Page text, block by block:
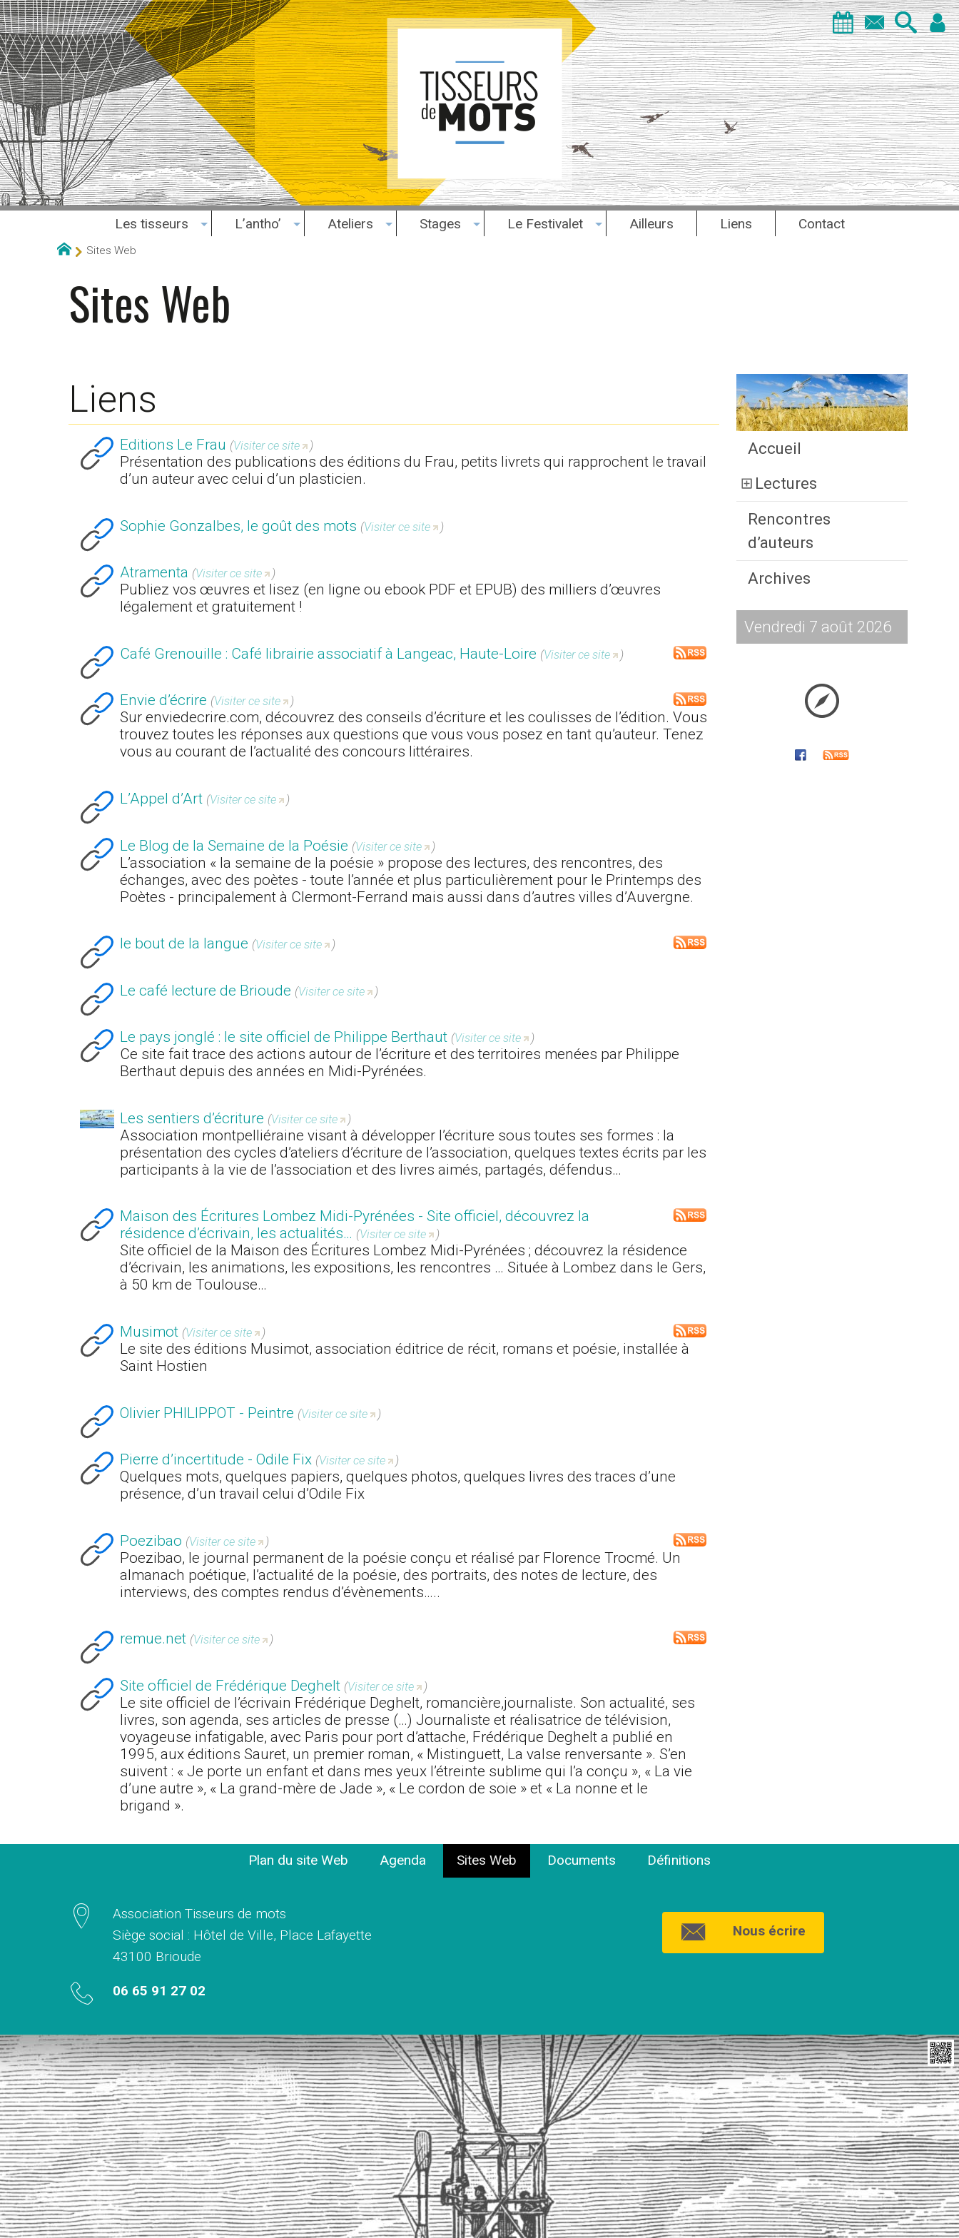
Les tisseurs L’antho’ Ateliers Stages Le Festivalet Ailleurs Liens Contact
Sites Web
Sites Web
Liens
Editions Le Frau (Visiter ce site )
Présentation des publications des éditions du Frau, petits livrets qui rapprochent le travail
d’un auteur avec celui d’un plasticien.
Sophie Gonzalbes, le goût des mots (Visiter ce site )
Atramenta (Visiter ce site )
Publiez vos œuvres et lisez (en ligne ou ebook PDF et EPUB) des milliers d’œuvres
légalement et gratuitement !
Café Grenouille : Café librairie associatif à Langeac, Haute-Loire (Visiter ce site )
Envie d’écrire (Visiter ce site )
Sur enviedecrire.com, découvrez des conseils d’écriture et les coulisses de l’édition. Vous
trouvez toutes les réponses aux questions que vous vous posez en tant qu’auteur. Tenez
vous au courant de l’actualité des concours littéraires.
L’Appel d’Art (Visiter ce site )
Le Blog de la Semaine de la Poésie (Visiter ce site )
L’association « la semaine de la poésie » propose des lectures, des rencontres, des
échanges, avec des poètes - toute l’année et plus particulièrement pour le Printemps des
Poètes - principalement à Clermont-Ferrand mais aussi dans d’autres villes d’Auvergne.
le bout de la langue (Visiter ce site )
Le café lecture de Brioude (Visiter ce site )
Le pays jonglé : le site officiel de Philippe Berthaut (Visiter ce site )
Ce site fait trace des actions autour de l’écriture et des territoires menées par Philippe
Berthaut depuis des années en Midi-Pyrénées.
Les sentiers d’écriture (Visiter ce site )
Association montpelliéraine visant à développer l’écriture sous toutes ses formes : la
présentation des cycles d’ateliers d’écriture de l’association, quelques textes écrits par les
participants à la vie de l’association et des livres aimés, partagés, défendus…
Maison des Écritures Lombez Midi-Pyrénées - Site officiel, découvrez la
résidence d’écrivain, les actualités… (Visiter ce site )
Site officiel de la Maison des Écritures Lombez Midi-Pyrénées ; découvrez la résidence
d’écrivain, les animations, les expositions, les rencontres … Située à Lombez dans le Gers,
à 50 km de Toulouse…
Musimot (Visiter ce site )
Le site des éditions Musimot, association éditrice de récit, romans et poésie, installée à
Saint Hostien
Olivier PHILIPPOT - Peintre (Visiter ce site )
Pierre d’incertitude - Odile Fix (Visiter ce site )
Quelques mots, quelques papiers, quelques photos, quelques livres des traces d’une
présence, d’un travail celui d’Odile Fix
Poezibao (Visiter ce site )
Poezibao, le journal permanent de la poésie conçu et réalisé par Florence Trocmé. Un
almanach poétique, l’actualité de la poésie, des portraits, des notes de lecture, des
interviews, des comptes rendus d’évènements…..
remue.net (Visiter ce site )
Site officiel de Frédérique Deghelt (Visiter ce site )
Le site officiel de l’écrivain Frédérique Deghelt, romancière,journaliste. Son actualité, ses
livres, son agenda, ses articles de presse (…) Journaliste et réalisatrice de télévision,
voyageuse infatigable, avec Paris pour port d’attache, Frédérique Deghelt a publié en
1995, aux éditions Sauret, un premier roman, « Mistinguett, La valse renversante ». S’en
suivent : « Je porte un enfant et dans mes yeux l’étreinte sublime qui l’a conçu », « La vie
d’une autre », « La grand-mère de Jade », « Le cordon de soie » et « La nonne et le
brigand ».
Accueil
Lectures
Rencontres
d’auteurs
Archives
Vendredi 7 août 2026
Plan du site Web Agenda Sites Web Documents Définitions
Association Tisseurs de mots
Siège social : Hôtel de Ville, Place Lafayette
43100 Brioude
06 65 91 27 02
Nous écrire